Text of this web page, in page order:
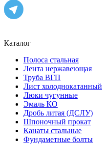
Каталог
Полоса стальная
Лента нержавеющая
Труба ВГП
Лист холоднокатанный
Люки чугунные
Эмаль КО
Дробь литая (ДСЛУ)
Шпоночный прокат
Канаты стальные
Фундаметные болты